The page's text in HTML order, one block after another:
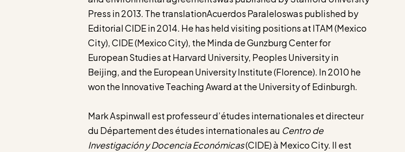
Press in 2013. The translationAcuerdos Paraleloswas published by
Editorial CIDE in 2014. He has held visiting positions at ITAM (Mexico
City), CIDE (Mexico City), the Minda de Gunzburg Center for
European Studies at Harvard University, Peoples University in
Beijing, and the European University Institute (Florence). In 2010 he
won the Innovative Teaching Award at the University of Edinburgh.
Mark Aspinwall est professeur d’études internationales et directeur
du Département des études internationales au Centro de
Investigación y Docencia Económicas(CIDE) à Mexico City. Il est